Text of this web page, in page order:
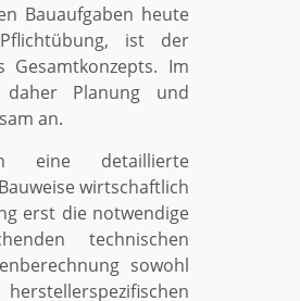
Bauaufgaben heute
ist der
Gesamtkonzepts. Im
daher Planung und
an.
eine detaillierte
wirtschaftlich
erst die notwendige
technischen
sowohl